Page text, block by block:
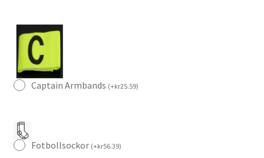
Captain Armbands (+kr25.59)
Fotbollsockor (+kr56.39)